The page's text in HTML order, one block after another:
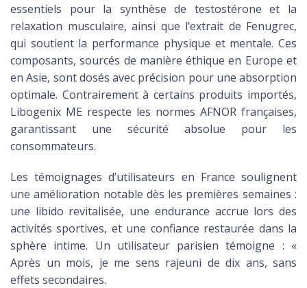
essentiels pour la synthèse de testostérone et la
relaxation musculaire, ainsi que l’extrait de Fenugrec,
qui soutient la performance physique et mentale. Ces
composants, sourcés de manière éthique en Europe et
en Asie, sont dosés avec précision pour une absorption
optimale. Contrairement à certains produits importés,
Libogenix ME respecte les normes AFNOR françaises,
garantissant une sécurité absolue pour les
consommateurs.
Les témoignages d’utilisateurs en France soulignent
une amélioration notable dès les premières semaines :
une libido revitalisée, une endurance accrue lors des
activités sportives, et une confiance restaurée dans la
sphère intime. Un utilisateur parisien témoigne : «
Après un mois, je me sens rajeuni de dix ans, sans
effets secondaires.